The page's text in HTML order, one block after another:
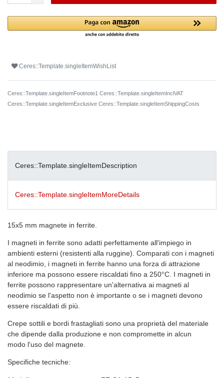
Ceres::Template.singleItemWishList
Ceres::Template.singleItemFootnote1 Ceres::Template.singleItemInclVAT
Ceres::Template.singleItemExclusive Ceres::Template.singleItemShippingCosts
Ceres::Template.singleItemDescription
Ceres::Template.singleItemMoreDetails
15x5 mm magnete in ferrite.
I magneti in ferrite sono adatti perfettamente all'impiego in
ambienti esterni (resistenti alla ruggine). Comparati con i magneti
al neodimio, i magneti in ferrite hanno una forza di attrazione
inferiore ma possono essere riscaldati fino a 250°C. I magneti in
ferrite possono rappresentare un'alternativa ai magneti al
neodimio se l'aspetto non è importante o se i magneti devono
essere riscaldati di più.
Crepe sottili e bordi frastagliati sono una proprietà del materiale
che dipende dalla produzione e non compromette in alcun
modo l'uso del magnete.
Specifiche tecniche: